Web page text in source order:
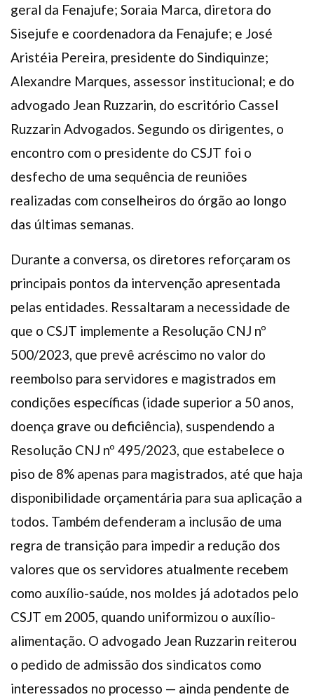
geral da Fenajufe; Soraia Marca, diretora do
Sisejufe e coordenadora da Fenajufe; e José
Aristéia Pereira, presidente do Sindiquinze;
Alexandre Marques, assessor institucional; e do
advogado Jean Ruzzarin, do escritório Cassel
Ruzzarin Advogados. Segundo os dirigentes, o
encontro com o presidente do CSJT foi o
desfecho de uma sequência de reuniões
realizadas com conselheiros do órgão ao longo
das últimas semanas.
Durante a conversa, os diretores reforçaram os
principais pontos da intervenção apresentada
pelas entidades. Ressaltaram a necessidade de
que o CSJT implemente a Resolução CNJ nº
500/2023, que prevê acréscimo no valor do
reembolso para servidores e magistrados em
condições específicas (idade superior a 50 anos,
doença grave ou deficiência), suspendendo a
Resolução CNJ nº 495/2023, que estabelece o
piso de 8% apenas para magistrados, até que haja
disponibilidade orçamentária para sua aplicação a
todos. Também defenderam a inclusão de uma
regra de transição para impedir a redução dos
valores que os servidores atualmente recebem
como auxílio-saúde, nos moldes já adotados pelo
CSJT em 2005, quando uniformizou o auxílio-
alimentação. O advogado Jean Ruzzarin reiterou
o pedido de admissão dos sindicatos como
interessados no processo — ainda pendente de